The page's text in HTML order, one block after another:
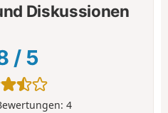
Diskussionen
/ 5
4